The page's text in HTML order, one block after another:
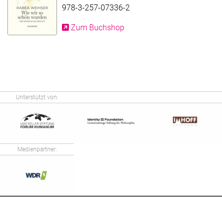
978-3-257-07336-2
Zum Buchshop
Unterstützt von:
Medienpartner: